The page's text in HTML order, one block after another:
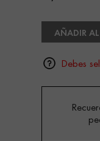
AÑADIR
Debes